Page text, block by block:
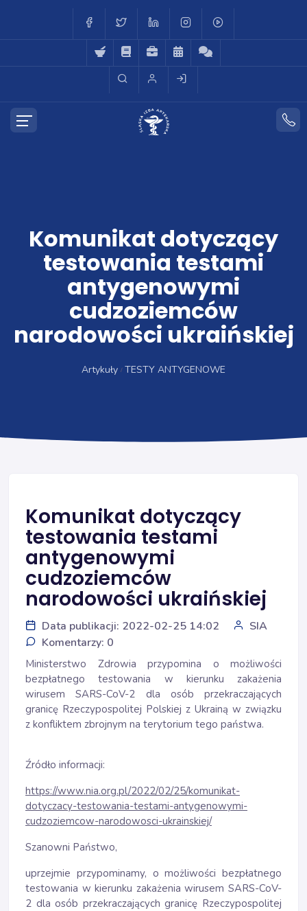
Komunikat dotyczący
testowania testami
antygenowymi
cudzoziemców
narodowości ukraińskiej
Artykuły TESTY ANTYGENOWE
Komunikat dotyczący
testowania testami
antygenowymi
cudzoziemców
narodowości ukraińskiej
Data publikacji: 2022-02-25 14:02
SIA
Komentarzy: 0
Ministerstwo Zdrowia przypomina o możliwości
bezpłatnego testowania w kierunku zakażenia
wirusem SARS-CoV-2 dla osób przekraczających
granicę Rzeczypospolitej Polskiej z Ukrainą w związku
z konfliktem zbrojnym na terytorium tego państwa.
Źródło informacji:
https://www.nia.org.pl/2022/02/25/komunikat-
dotyczacy-testowania-testami-antygenowymi-
cudzoziemcow-narodowosci-ukrainskiej/
Szanowni Państwo,
uprzejmie przypominamy, o możliwości bezpłatnego
testowania w kierunku zakażenia wirusem SARS-CoV-
2 dla osób przekraczających granicę Rzeczypospolitej